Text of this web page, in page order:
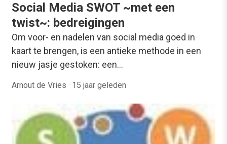
Social Media SWOT ~met een
twist~: bedreigingen
Om voor- en nadelen van social media goed in
kaart te brengen, is een antieke methode in een
nieuw jasje gestoken: een…
Arnout de Vries · 15 jaar geleden